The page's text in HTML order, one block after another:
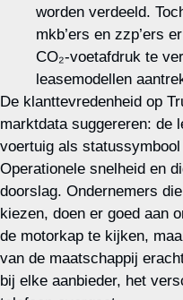
worden verdeeld.
mkb’ers en zzp’ers
CO₂‑voetafdruk te
leasemodellen
De klanttevredenheid op
marktdata suggereren: de
voertuig als
Operationele snelheid en
doorslag. Ondernemers
kiezen, doen er goed aan
de motorkap te kijken,
van de maatschappij
bij elke aanbieder, het